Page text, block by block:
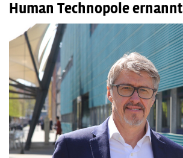
Human Technopole ernannt